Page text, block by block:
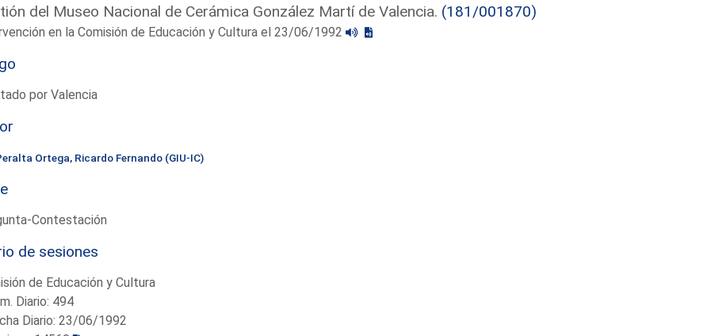
del Museo Nacional de Cerámica González Martí de Valencia. (181/001870)
en la Comisión de Educación y Cultura el 23/06/1992
por Valencia
Ortega, Ricardo Fernando (GIU-IC)
Contestación
de sesiones
de Educación y Cultura
Diario: 494
Diario: 23/06/1992